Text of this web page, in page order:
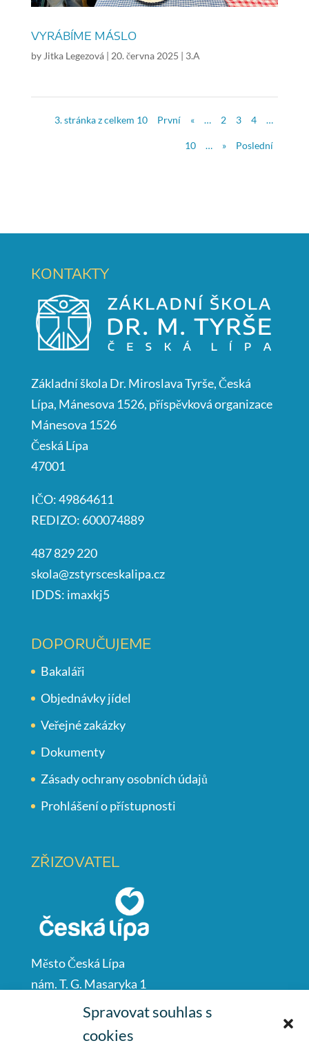
Spravovat souhlas s
cookies
VYRÁBÍME MÁSLO
byJitka Legezová| 20. června 2025 3.A
3. stránka z celkem 10 První « … 2 3 4 …
10 … » Poslední
KONTAKTY
Základní škola Dr. Miroslava Tyrše, Česká
Lípa, Mánesova 1526, příspěvková organizace
Mánesova 1526
Česká Lípa
47001
IČO: 49864611
REDIZO: 600074889
487 829 220
skola@zstyrsceskalipa.cz
IDDS: imaxkj5
DOPORUČUJEME
Bakaláři
Objednávky jídel
Veřejné zakázky
Dokumenty
Zásady ochrany osobních údajů
Prohlášení o přístupnosti
ZŘIZOVATEL
Město Česká Lípa
nám. T. G. Masaryka 1
Česká Lípa